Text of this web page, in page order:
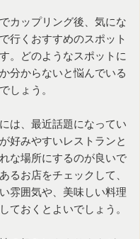
でカップリング後、気にな
行くおすすめのスポット
。どのようなスポットに
分からないと悩んでいる
しょう。
は、最近話題になってい
好みやすいレストランと
な場所にするのが良いで
るお店をチェックして、
雰囲気や、美味しい料理
ておくとよいでしょう。